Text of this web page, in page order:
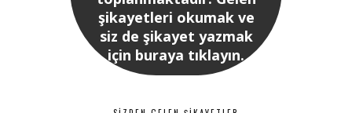
şikayetleri okumak ve
siz de şikayet yazmak
için buraya tıklayın.